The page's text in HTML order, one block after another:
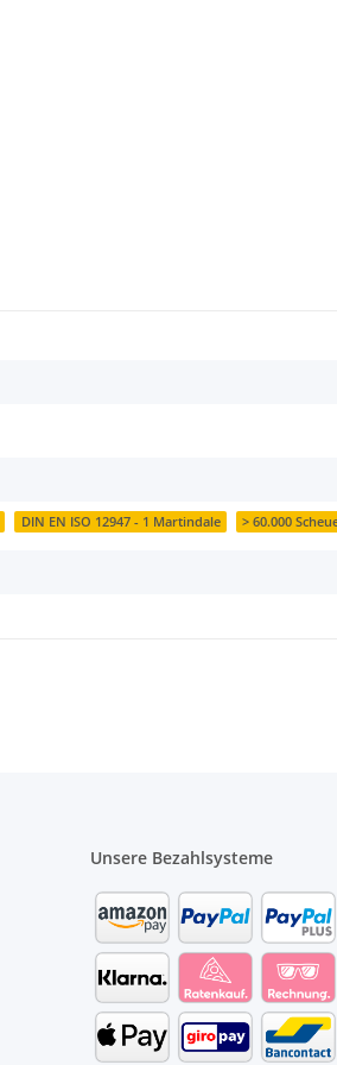
DIN EN ISO 12947 - 1 Martindale > 60.000
Unsere Bezahlsysteme